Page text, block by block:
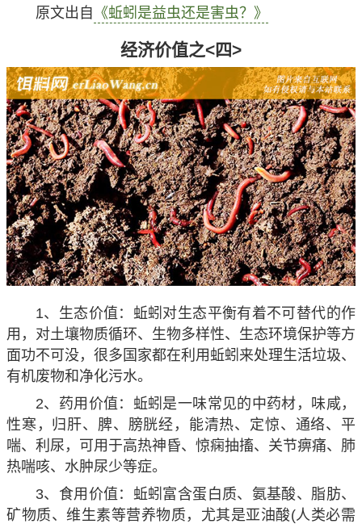
原文出自 《蚯蚓是益虫还是害虫？》
经济价值之<四>
1、生态价值：蚯蚓对生态平衡有着不可替代的作
用，对土壤物质循环、生物多样性、生态环境保护等方
面功不可没，很多国家都在利用蚯蚓来处理生活垃圾、
有机废物和净化污水。
2、药用价值：蚯蚓是一味常见的中药材，味咸，
性寒，归肝、脾、膀胱经，能清热、定惊、通络、平
喘、利尿，可用于高热神昏、惊痫抽搐、关节痹痛、肺
热喘咳、水肿尿少等症。
3、食用价值：蚯蚓富含蛋白质、氨基酸、脂肪、
矿物质、维生素等营养物质，尤其是亚油酸(人类必需